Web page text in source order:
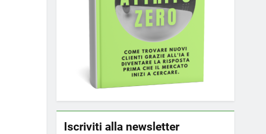
Iscriviti alla newsletter